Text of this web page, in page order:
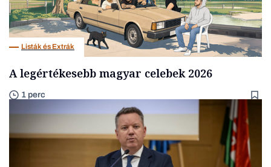
Listák és Extrák
A legértékesebb magyar celebek 2026
1 perc